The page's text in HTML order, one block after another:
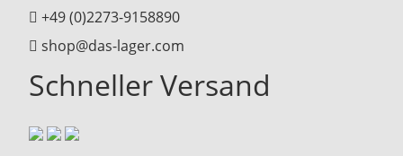
+49 (0)2273-9158890
shop@das-lager.com
Schneller Versand